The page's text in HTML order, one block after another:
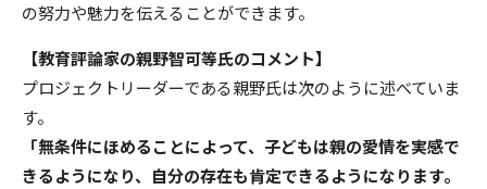
の努力や魅力を伝えることができます。
【教育評論家の親野智可等氏のコメント】
プロジェクトリーダーである親野氏は次のように述べていま
す。
「無条件にほめることによって、子どもは親の愛情を実感で
きるようになり、自分の存在も肯定できるようになります。